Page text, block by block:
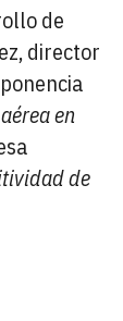
de
director
en
de